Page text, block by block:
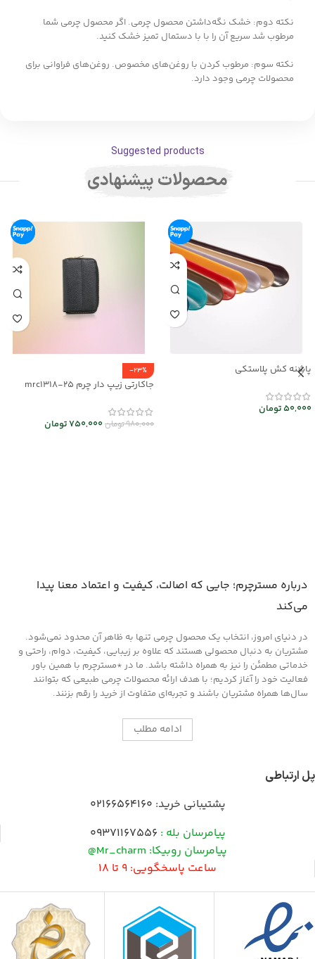
نکته دوم: خشک نگه‌داشتن محصول چرمی. اگر محصول چرمی شما
مرطوب شد سریع آن را با با دستمال تمیز خشک کنید.
نکته سوم: مرطوب کردن با روغن‌های مخصوص. روغن‌های فراوانی برای
محصولات چرمی وجود دارد.
Suggested products
محصولات پیشنهادی
پاشنه کش پلاستکی
50,000تومان
-23%
جاکارتی زیپ دار چرم mrc1318-25
980,000تومان750,000تومان
درباره مسترچرم؛ جایی که اصالت، کیفیت و اعتماد معنا پیدا
می‌کند
در دنیای امروز، انتخاب یک محصول چرمی تنها به ظاهر آن محدود نمی‌شود.
مشتریان به دنبال محصولی هستند که علاوه بر زیبایی، کیفیت، دوام، راحتی و
خدماتی مطمئن را نیز به همراه داشته باشد. ما در *مسترچرم با همین باور
فعالیت خود را آغاز کردیم؛ با هدف ارائه محصولات چرمی طبیعی که بتوانند
سال‌ها همراه مشتریان باشند و تجربه‌ای متفاوت از خرید را رقم بزنند.
ادامه مطلب
پل ارتباطی
پشتیبانی خرید: 02166564160
پیامرسان بله : 09371167556
پیامرسان روبیکا: Mr_charm@
ساعت پاسخگویی: 9 تا 18